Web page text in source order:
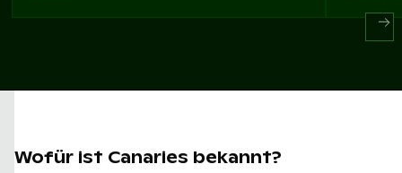
Wofür ist Canaries bekannt?